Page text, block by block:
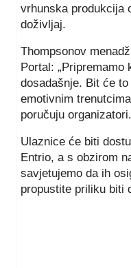
vrhunska produkcija
doživljaj.
Thompsonov
Portal:
dosadašnje. Bit će
emotivnim
poručuju organizatori.
Ulaznice će biti
Entrio, a s obzirom
savjetujemo da ih
propustite priliku biti